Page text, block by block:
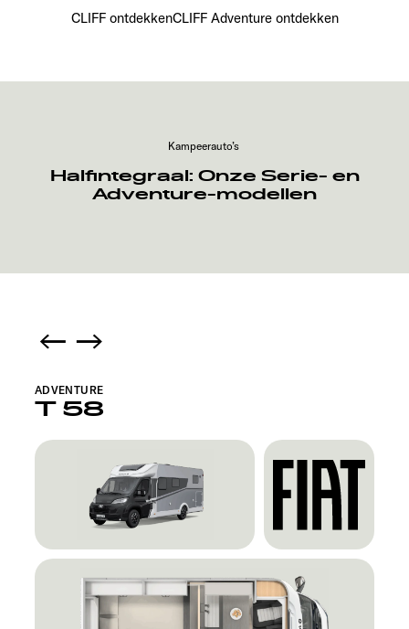
CLIFF ontdekkenCLIFF Adventure ontdekken
Kampeerauto’s
Halfintegraal: Onze Serie- en
Adventure-modellen
T 58
ADVENTURE